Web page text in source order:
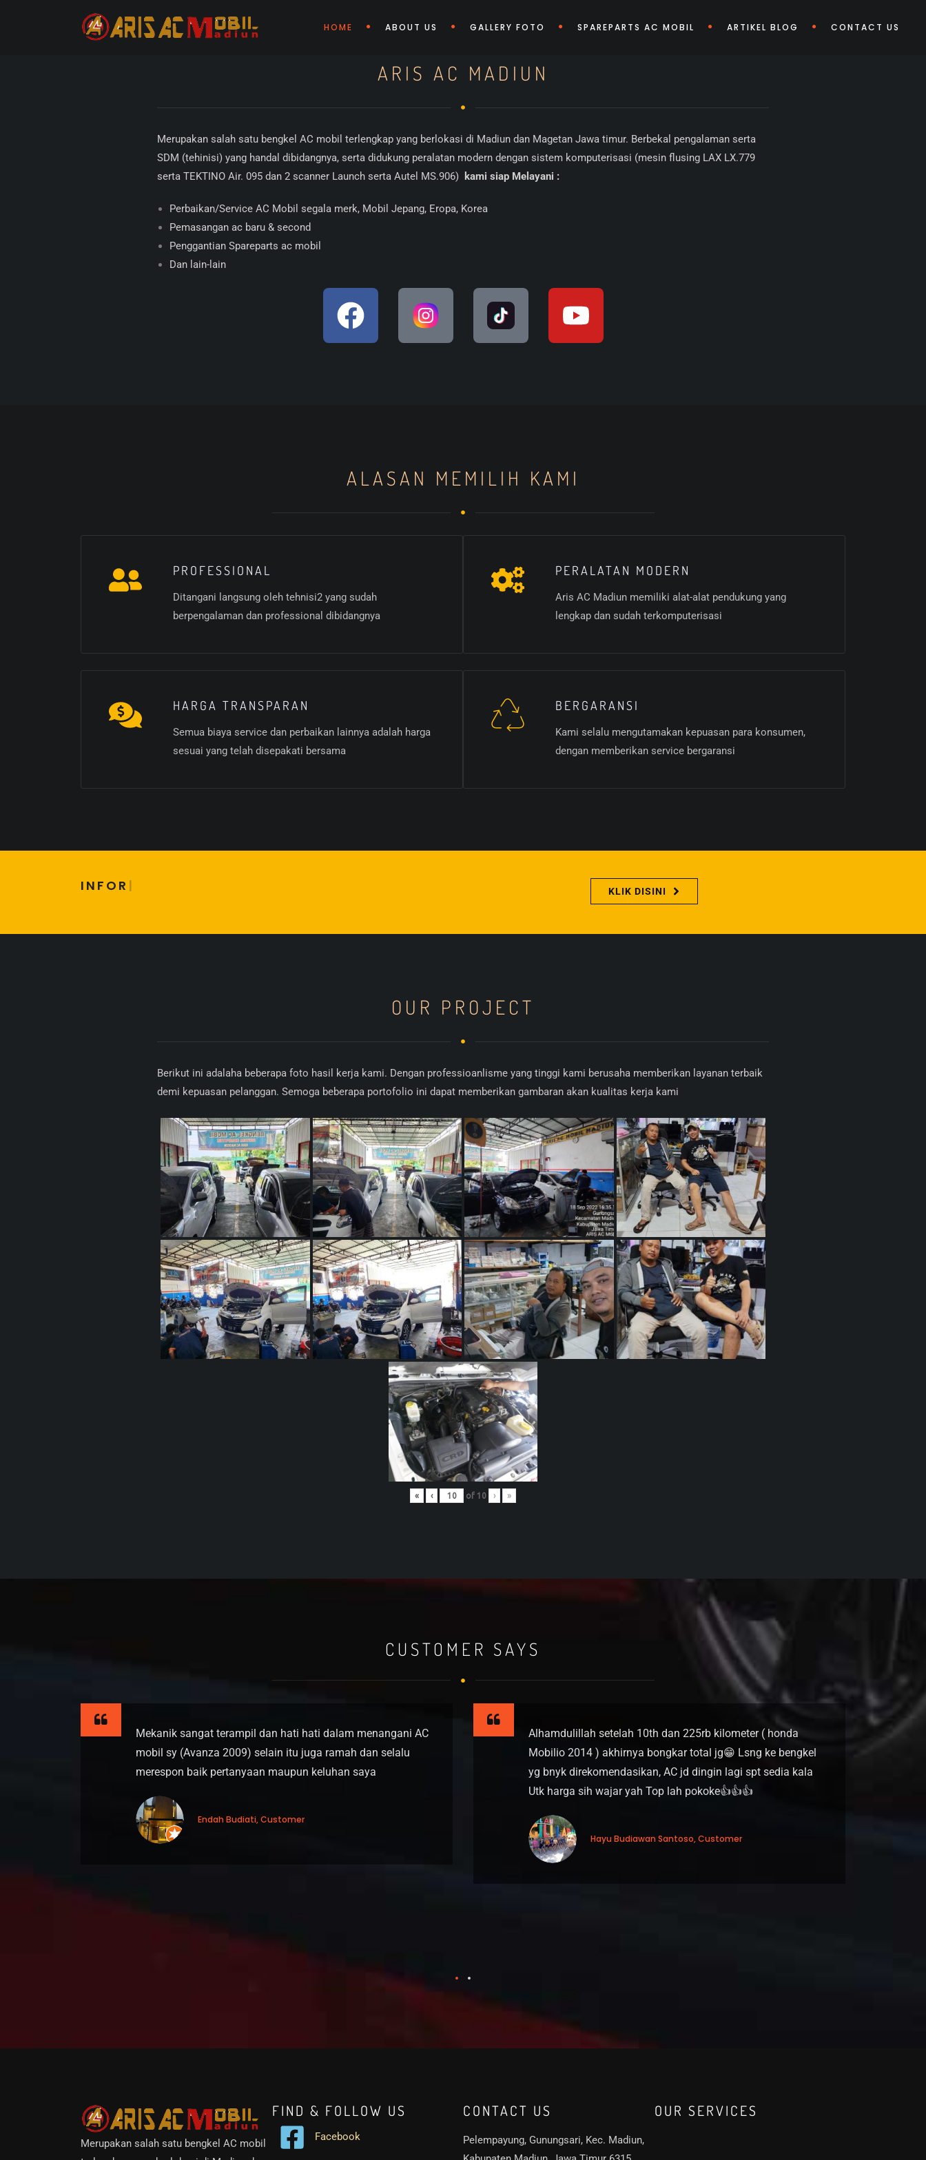
HOME ABOUT US GALLERY FOTO SPAREPARTS AC MOBIL ARTIKEL BLOG CONTACT US
ARIS AC MADIUN
Merupakan salah satu bengkel AC mobil terlengkap yang berlokasi di Madiun dan Magetan Jawa timur. Berbekal pengalaman serta
SDM (tehinisi) yang handal dibidangnya, serta didukung peralatan modern dengan sistem komputerisasi (mesin flusing LAX LX.779
serta TEKTINO Air. 095 dan 2 scanner Launch serta Autel MS.906)
kami siap Melayani :
Perbaikan/Service AC Mobil segala merk, Mobil Jepang, Eropa, Korea
Pemasangan ac baru & second
Penggantian Spareparts ac mobil
Dan lain-lain
ALASAN MEMILIH KAMI
PROFESSIONAL
Ditangani langsung oleh tehnisi2 yang sudah
berpengalaman dan professional dibidangnya
PERALATAN MODERN
Aris AC Madiun memiliki alat-alat pendukung yang
lengkap dan sudah terkomputerisasi
HARGA TRANSPARAN
Semua biaya service dan perbaikan lainnya adalah harga
sesuai yang telah disepakati bersama
BERGARANSI
Kami selalu mengutamakan kepuasan para konsumen,
dengan memberikan service bergaransi
INFORMASI D KLIK DISINI
OUR PROJECT
Berikut ini adalaha beberapa foto hasil kerja kami. Dengan professioanlisme yang tinggi kami berusaha memberikan layanan terbaik
demi kepuasan pelanggan. Semoga beberapa portofolio ini dapat memberikan gambaran akan kualitas kerja kami
« ‹ of 10 › »
CUSTOMER SAYS
Mekanik sangat terampil dan hati hati dalam menangani AC
mobil sy (Avanza 2009) selain itu juga ramah dan selalu
merespon baik pertanyaan maupun keluhan saya
Endah Budiati, Customer
Alhamdulillah setelah 10th dan 225rb kilometer ( honda
Mobilio 2014 ) akhirnya bongkar total jg😁 Lsng ke bengkel
yg bnyk direkomendasikan, AC jd dingin lagi spt sedia kala
Utk harga sih wajar yah Top lah pokoke👍👍👍
Hayu Budiawan Santoso, Customer
Merupakan salah satu bengkel AC mobil
FIND & FOLLOW US
Facebook
CONTACT US
Pelempayung, Gunungsari, Kec. Madiun,
OUR SERVICES